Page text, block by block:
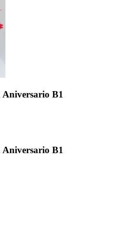
B1
B1